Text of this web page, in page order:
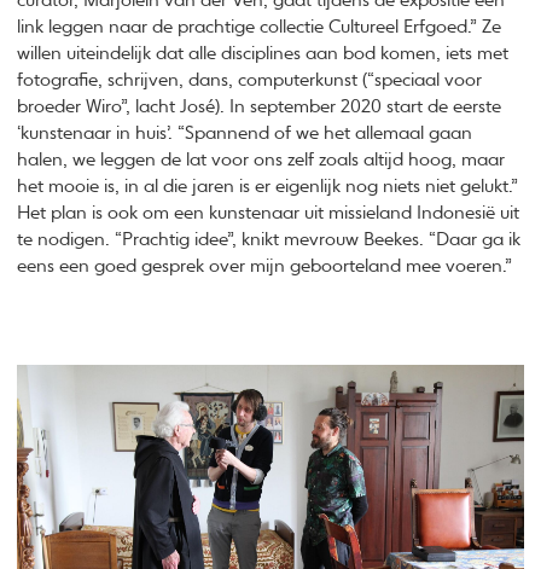
link leggen naar de prachtige collectie Cultureel Erfgoed.” Ze
willen uiteindelijk dat alle disciplines aan bod komen, iets met
fotografie, schrijven, dans, computerkunst (“speciaal voor
broeder Wiro”, lacht José). In september 2020 start de eerste
‘kunstenaar in huis’. “Spannend of we het allemaal gaan
halen, we leggen de lat voor ons zelf zoals altijd hoog, maar
het mooie is, in al die jaren is er eigenlijk nog niets niet gelukt.”
Het plan is ook om een kunstenaar uit missieland Indonesië uit
te nodigen. “Prachtig idee”, knikt mevrouw Beekes. “Daar ga ik
eens een goed gesprek over mijn geboorteland mee voeren.”